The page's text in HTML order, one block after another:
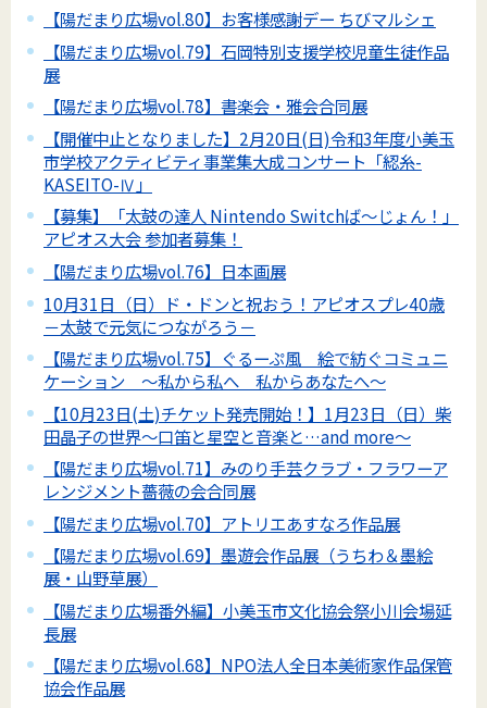
【陽だまり広場vol.80】お客様感謝デー ちびマルシェ
【陽だまり広場vol.79】石岡特別支援学校児童生徒作品
展
【陽だまり広場vol.78】書楽会・雅会合同展
【開催中止となりました】2月20日(日)令和3年度小美玉
市学校アクティビティ事業集大成コンサート「綛糸-
KASEITO-Ⅳ」
【募集】「太鼓の達人 Nintendo Switchば～じょん！」
アピオス大会 参加者募集！
【陽だまり広場vol.76】日本画展
10月31日（日）ド・ドンと祝おう！アピオスプレ40歳
－太鼓で元気につながろう－
【陽だまり広場vol.75】ぐるーぷ風 絵で紡ぐコミュニ
ケーション ～私から私へ 私からあなたへ～
【10月23日(土)チケット発売開始！】1月23日（日）柴
田晶子の世界～口笛と星空と音楽と…and more～
【陽だまり広場vol.71】みのり手芸クラブ・フラワーア
レンジメント薔薇の会合同展
【陽だまり広場vol.70】アトリエあすなろ作品展
【陽だまり広場vol.69】墨遊会作品展（うちわ＆墨絵
展・山野草展）
【陽だまり広場番外編】小美玉市文化協会祭小川会場延
長展
【陽だまり広場vol.68】NPO法人全日本美術家作品保管
協会作品展